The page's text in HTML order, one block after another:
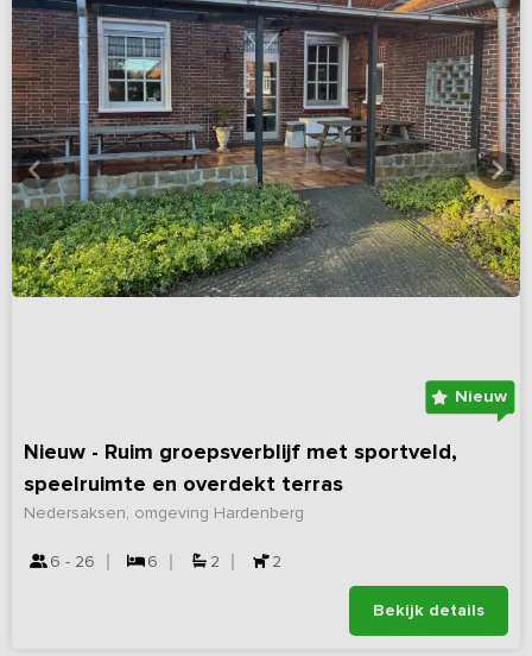
Nieuw
Nieuw - Ruim groepsverblijf met sportveld,
speelruimte en overdekt terras
Nedersaksen, omgeving Hardenberg
6 - 26 6 2 2
Bekijk details